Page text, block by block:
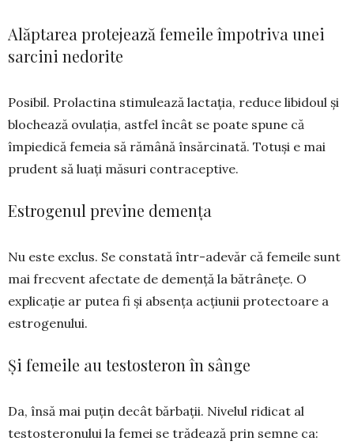
Alăptarea protejează femeile împotriva unei
sarcini nedorite
Posibil. Prolactina stimulează lactația, reduce libidoul și
blochează ovulația, astfel încât se poate spune că
împiedică femeia să rămână însărcinată. Totuși e mai
prudent să luați măsuri contraceptive.
Estrogenul previne demența
Nu este exclus. Se constată într-adevăr că femeile sunt
mai frecvent afectate de demență la bătrânețe. O
explicație ar putea fi și absența acțiunii protectoare a
estrogenului.
Și femeile au testosteron în sânge
Da, însă mai puțin decât bărbații. Nivelul ridicat al
testosteronului la femei se trădează prin semne ca: